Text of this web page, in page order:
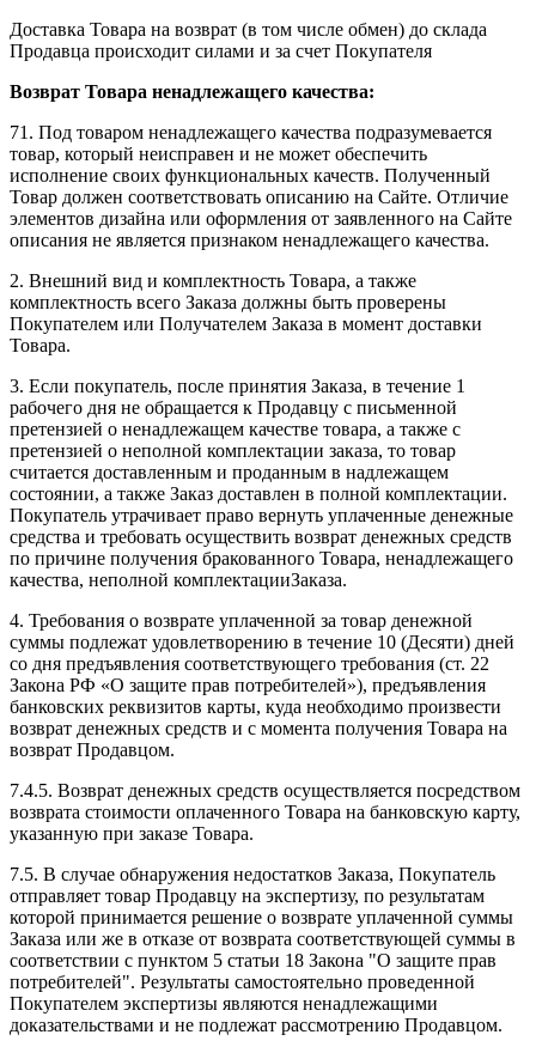
Доставка Товара на возврат (в том числе обмен) до склада
Продавца происходит силами и за счет Покупателя
Возврат Товара ненадлежащего качества:
71. Под товаром ненадлежащего качества подразумевается
товар, который неисправен и не может обеспечить
исполнение своих функциональных качеств. Полученный
Товар должен соответствовать описанию на Сайте. Отличие
элементов дизайна или оформления от заявленного на Сайте
описания не является признаком ненадлежащего качества.
2. Внешний вид и комплектность Товара, а также
комплектность всего Заказа должны быть проверены
Покупателем или Получателем Заказа в момент доставки
Товара.
3. Если покупатель, после принятия Заказа, в течение 1
рабочего дня не обращается к Продавцу с письменной
претензией о ненадлежащем качестве товара, а также с
претензией о неполной комплектации заказа, то товар
считается доставленным и проданным в надлежащем
состоянии, а также Заказ доставлен в полной комплектации.
Покупатель утрачивает право вернуть уплаченные денежные
средства и требовать осуществить возврат денежных средств
по причине получения бракованного Товара, ненадлежащего
качества, неполной комплектацииЗаказа.
4. Требования о возврате уплаченной за товар денежной
суммы подлежат удовлетворению в течение 10 (Десяти) дней
со дня предъявления соответствующего требования (ст. 22
Закона РФ «О защите прав потребителей»), предъявления
банковских реквизитов карты, куда необходимо произвести
возврат денежных средств и с момента получения Товара на
возврат Продавцом.
7.4.5. Возврат денежных средств осуществляется посредством
возврата стоимости оплаченного Товара на банковскую карту,
указанную при заказе Товара.
7.5. В случае обнаружения недостатков Заказа, Покупатель
отправляет товар Продавцу на экспертизу, по результатам
которой принимается решение о возврате уплаченной суммы
Заказа или же в отказе от возврата соответствующей суммы в
соответствии с пунктом 5 статьи 18 Закона "О защите прав
потребителей". Результаты самостоятельно проведенной
Покупателем экспертизы являются ненадлежащими
доказательствами и не подлежат рассмотрению Продавцом.